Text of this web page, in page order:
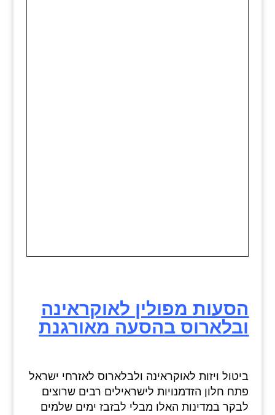
הסעות מפולין לאוקראינה
ובלארוס בהסעה מאורגנת
ביטול ויזות לאוקראינה ולבלארוס לאזרחי ישראל
פתח חלון הזדמנויות לישראילים רבים שרוצים
לבקר במדינות האלו מבלי לבזבז ימים שלמים